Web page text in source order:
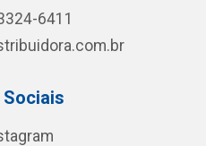
6411
Sociais